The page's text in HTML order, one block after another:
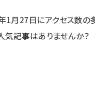
月27日にアクセス数の
気記事はありませんか？